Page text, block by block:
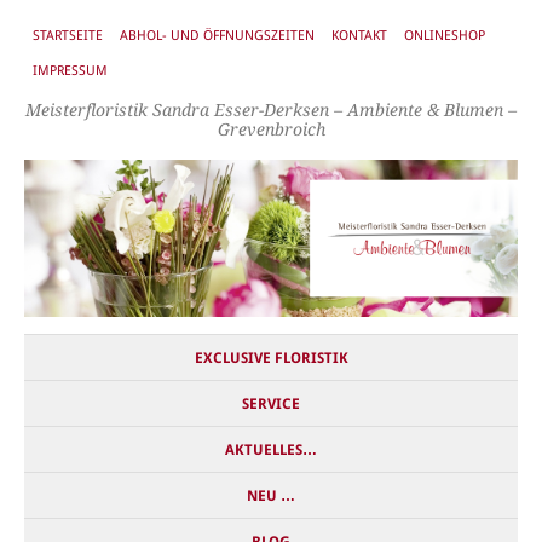
STARTSEITE ABHOL- UND ÖFFNUNGSZEITEN KONTAKT ONLINESHOP
IMPRESSUM
Meisterfloristik Sandra Esser-Derksen – Ambiente & Blumen –
Grevenbroich
EXCLUSIVE FLORISTIK
SERVICE
AKTUELLES…
NEU …